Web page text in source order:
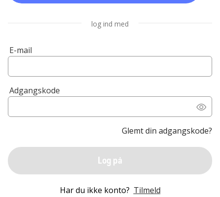
log ind med
E-mail
Adgangskode
Glemt din adgangskode?
Log på
Har du ikke konto? Tilmeld